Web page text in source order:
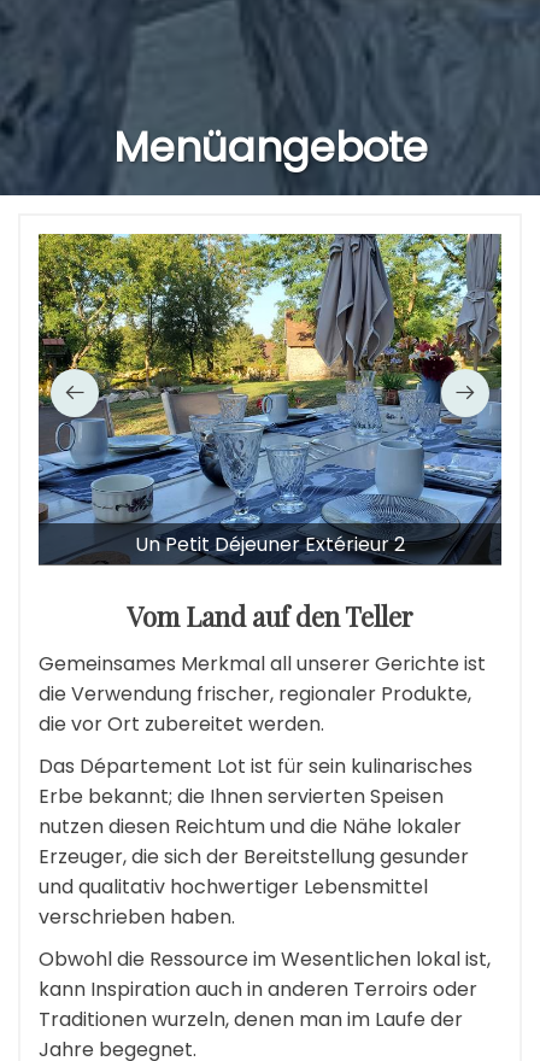
Menüangebote
Un Petit Déjeuner Extérieur 2
Vom Land auf den Teller
Gemeinsames Merkmal all unserer Gerichte ist
die Verwendung frischer, regionaler Produkte,
die vor Ort zubereitet werden.
Das Département Lot ist für sein kulinarisches
Erbe bekannt; die Ihnen servierten Speisen
nutzen diesen Reichtum und die Nähe lokaler
Erzeuger, die sich der Bereitstellung gesunder
und qualitativ hochwertiger Lebensmittel
verschrieben haben.
Obwohl die Ressource im Wesentlichen lokal ist,
kann Inspiration auch in anderen Terroirs oder
Traditionen wurzeln, denen man im Laufe der
Jahre begegnet.